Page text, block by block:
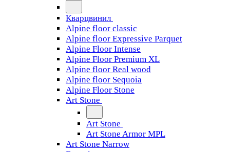
Кварцвинил
Alpine floor classic
Alpine floor Expressive Parquet
Alpine Floor Intense
Alpine Floor Premium XL
Alpine floor Real wood
Alpine floor Sequoia
Alpine Floor Stone
Art Stone
Art Stone
Art Stone Armor MPL
Art Stone Narrow